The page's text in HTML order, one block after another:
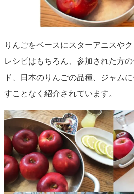
りんごをベースにスターアニスや
レシピはもちろん、参加された方
ド、日本のりんごの品種、ジャム
すことなく紹介されています。